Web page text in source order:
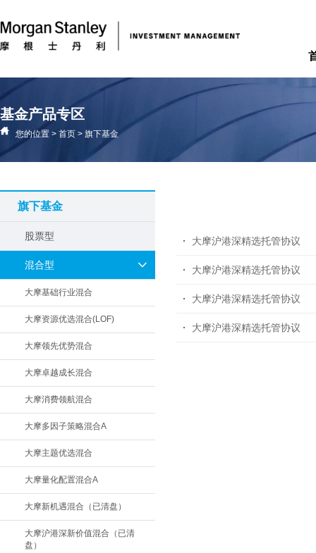
基金产品专区
您的位置 > 首页 > 旗下基金
旗下基金
股票型
混合型
大摩基础行业混合
大摩资源优选混合(LOF)
大摩领先优势混合
大摩卓越成长混合
大摩消费领航混合
大摩多因子策略混合A
大摩主题优选混合
大摩量化配置混合A
大摩新机遇混合（已清盘）
大摩沪港深新价值混合（已清
盘）
大摩沪港深精选托管协议
大摩沪港深精选托管协议
大摩沪港深精选托管协议
大摩沪港深精选托管协议